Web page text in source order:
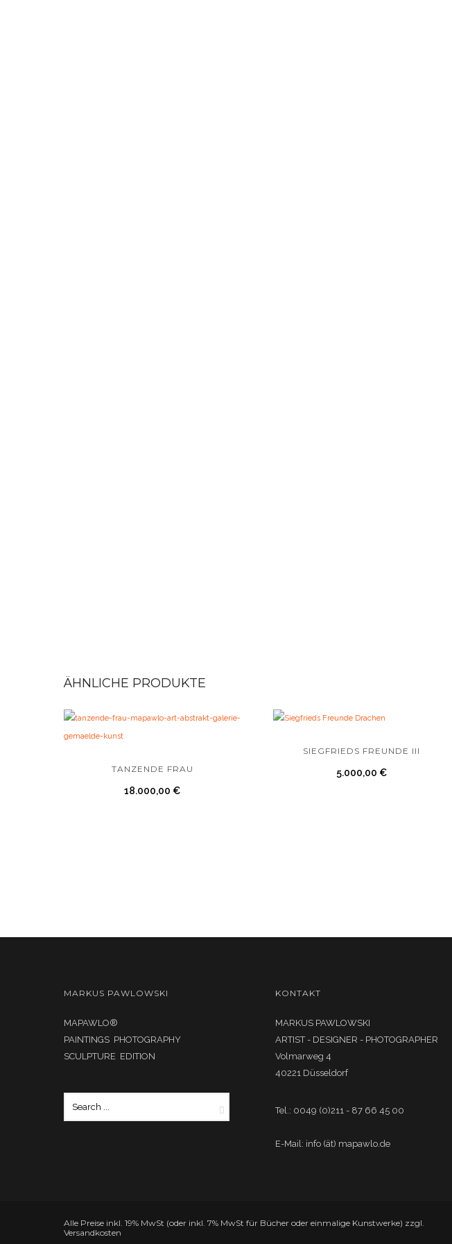
ÄHNLICHE PRODUKTE
TANZENDE FRAU
18.000,00 €
SIEGFRIEDS FREUNDE III
5.000,00 €
MARKUS PAWLOWSKI
MAPAWLO®
PAINTINGS PHOTOGRAPHY
SCULPTURE EDITION
KONTAKT
MARKUS PAWLOWSKI
ARTIST - DESIGNER - PHOTOGRAPHER
Volmarweg 4
40221 Düsseldorf
Tel.: 0049 (0)211 - 87 66 45 00
E-Mail: info (ät) mapawlo.de
Alle Preise inkl. 19% MwSt (oder inkl. 7% MwSt für Bücher oder einmalige Kunstwerke) zzgl.
Versandkosten